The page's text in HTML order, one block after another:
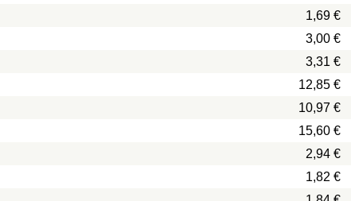
1,69 €
3,00 €
3,31 €
12,85 €
10,97 €
15,60 €
2,94 €
1,82 €